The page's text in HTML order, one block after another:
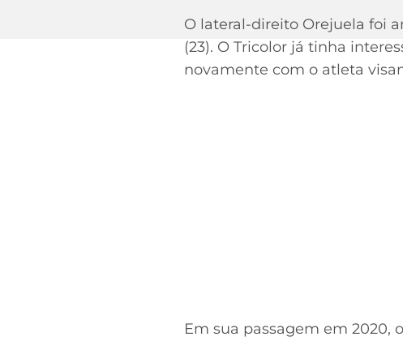
O lateral-direito Orejuela foi
(23). O Tricolor já tinha
novamente com o atleta
Em sua passagem em 2020,